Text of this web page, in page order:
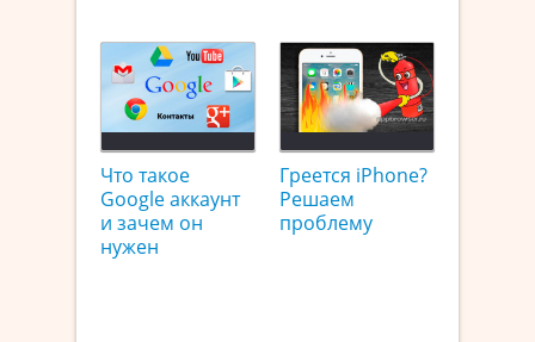
Что такое
Google аккаунт
и зачем он
нужен
Греется iPhone?
Решаем
проблему